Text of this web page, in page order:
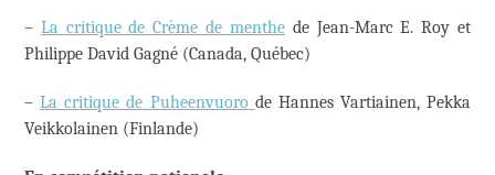
– La critique de Crème de menthede Jean-Marc E. Roy et
Philippe David Gagné (Canada, Québec)
–La critique de Puheenvuoro de Hannes Vartiainen, Pekka
Veikkolainen (Finlande)